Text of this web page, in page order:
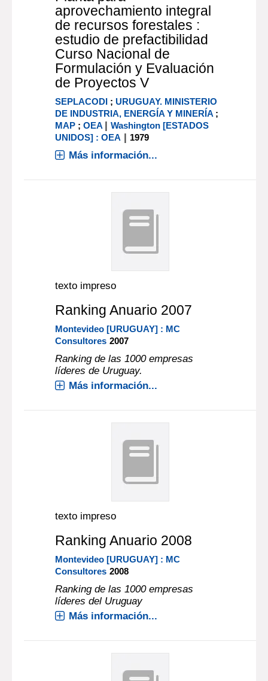
aprovechamiento integral
de recursos forestales :
estudio de prefactibilidad
Curso Nacional de
Formulación y Evaluación
de Proyectos V
SEPLACODI ;URUGUAY. MINISTERIO
DE INDUSTRIA, ENERGÍA Y MINERÍA ;
MAP ;OEA |Washington [ESTADOS
UNIDOS] : OEA | 1979
Más información...
texto impreso
Ranking Anuario 2007
Montevideo [URUGUAY] : MC
Consultores 2007
Ranking de las 1000 empresas
líderes de Uruguay.
Más información...
texto impreso
Ranking Anuario 2008
Montevideo [URUGUAY] : MC
Consultores 2008
Ranking de las 1000 empresas
líderes del Uruguay
Más información...